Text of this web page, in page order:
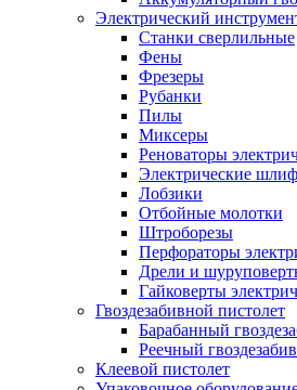
Электрический
Станки сверлильные
Фены
Фрезеры
Рубанки
Пилы
Миксеры
Реноваторы
Электрические
Лобзики
Отбойные молотки
Штроборезы
Перфораторы
Дрели и
Гайковерты
Гвоздезабивной пистолет
Барабанный
Реечный
Клеевой пистолет